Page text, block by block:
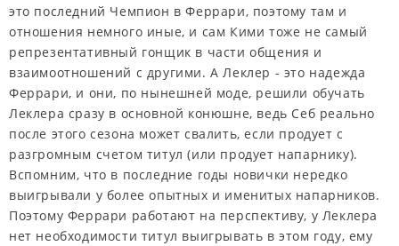
это последний Чемпион в Феррари, поэтому там и
отношения немного иные, и сам Кими тоже не самый
репрезентативный гонщик в части общения и
взаимоотношений с другими. А Леклер - это надежда
Феррари, и они, по нынешней моде, решили обучать
Леклера сразу в основной конюшне, ведь Себ реально
после этого сезона может свалить, если продует с
разгромным счетом титул (или продует напарнику).
Вспомним, что в последние годы новички нередко
выигрывали у более опытных и именитых напарников.
Поэтому Феррари работают на перспективу, у Леклера
нет необходимости титул выигрывать в этом году, ему